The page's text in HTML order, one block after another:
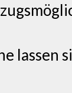
lassen